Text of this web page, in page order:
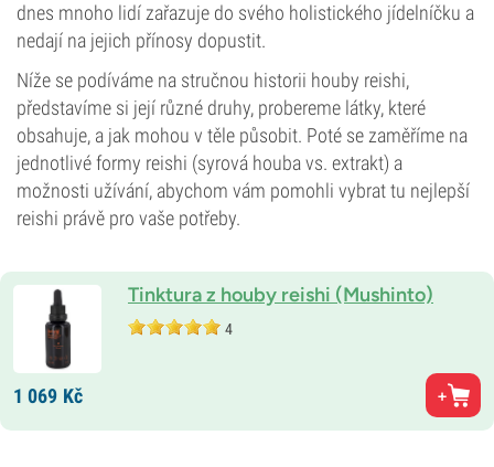
dnes mnoho lidí zařazuje do svého holistického jídelníčku a
nedají na jejich přínosy dopustit.
Níže se podíváme na stručnou historii houby reishi,
představíme si její různé druhy, probereme látky, které
obsahuje, a jak mohou v těle působit. Poté se zaměříme na
jednotlivé formy reishi (syrová houba vs. extrakt) a
možnosti užívání, abychom vám pomohli vybrat tu nejlepší
reishi právě pro vaše potřeby.
Tinktura z houby reishi (Mushinto)
4
1 069 Kč